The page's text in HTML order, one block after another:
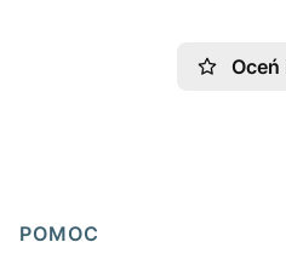
Oceń
Linki w stopce
POMOC